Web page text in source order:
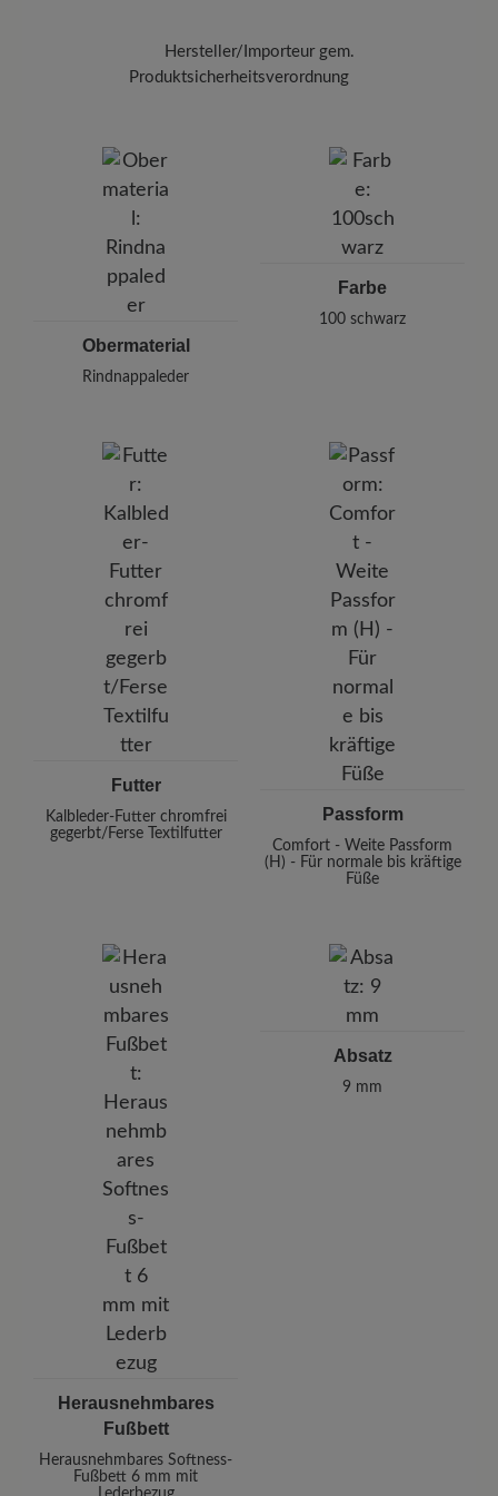
Carbon Pro (400 ml)Halten Sie dabei
einen Abstand von 20-30 cm ein.
Hersteller/Importeur gem.
Produktsicherheitsverordnung
Pleidelsheimer Str. 15/1, 74321 Bietigheim-Bissingen,
E-mail:
kundenbetreuung@baer-schuhe.de
Obermaterial
Rindnappaleder
Farbe
100 schwarz
Futter
Kalbleder-Futter chromfrei
gegerbt/Ferse Textilfutter
Passform
Comfort - Weite Passform
(H) - Für normale bis kräftige
Füße
Herausnehmbares
Fußbett
Herausnehmbares Softness-
Fußbett 6 mm mit
Absatz
9 mm